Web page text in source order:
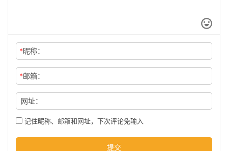
技
*昵称：
*邮箱：
网址：
记住昵称、邮箱和网址，下次评论免输入
提交